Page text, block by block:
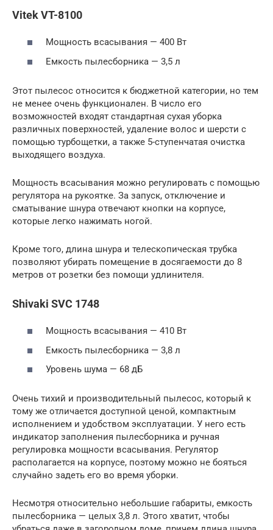
Vitek VT-8100
Мощность всасывания — 400 Вт
Емкость пылесборника — 3,5 л
Этот пылесос относится к бюджетной категории, но тем
не менее очень функционален. В число его
возможностей входят стандартная сухая уборка
различных поверхностей, удаление волос и шерсти с
помощью турбощетки, а также 5-ступенчатая очистка
выходящего воздуха.
Мощность всасывания можно регулировать с помощью
регулятора на рукоятке. За запуск, отключение и
сматывание шнура отвечают кнопки на корпусе,
которые легко нажимать ногой.
Кроме того, длина шнура и телескопическая трубка
позволяют убирать помещение в досягаемости до 8
метров от розетки без помощи удлинителя.
Shivaki SVC 1748
Мощность всасывания — 410 Вт
Емкость пылесборника — 3,8 л
Уровень шума — 68 дБ
Очень тихий и производительный пылесос, который к
тому же отличается доступной ценой, компактным
исполнением и удобством эксплуатации. У него есть
индикатор заполнения пылесборника и ручная
регулировка мощности всасывания. Регулятор
располагается на корпусе, поэтому можно не бояться
случайно задеть его во время уборки.
Несмотря относительно небольшие габариты, емкость
пылесборника — целых 3,8 л. Этого хватит, чтобы